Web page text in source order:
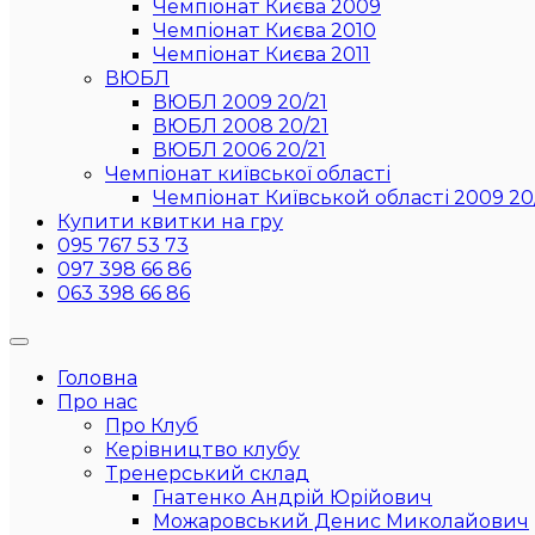
Чемпіонат Києва 2009
Чемпіонат Києва 2010
Чемпіонат Києва 2011
ВЮБЛ
ВЮБЛ 2009 20/21
ВЮБЛ 2008 20/21
ВЮБЛ 2006 20/21
Чемпіонат київської області
Чемпіонат Київськой області 2009
Купити квитки на гру
095 767 53 73
097 398 66 86
063 398 66 86
Головна
Про нас
Про Клуб
Керівництво клубу
Тренерський склад
Гнатенко Андрій Юрійович
Можаровський Денис Миколайович